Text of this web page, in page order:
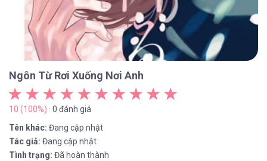
Ngôn Từ Rơi Xuống Nơi Anh
10 (100%) · 0 đánh giá
Tên khác: Đang cập nhật
Tác giả: Đang cập nhật
Tình trạng: Đã hoàn thành